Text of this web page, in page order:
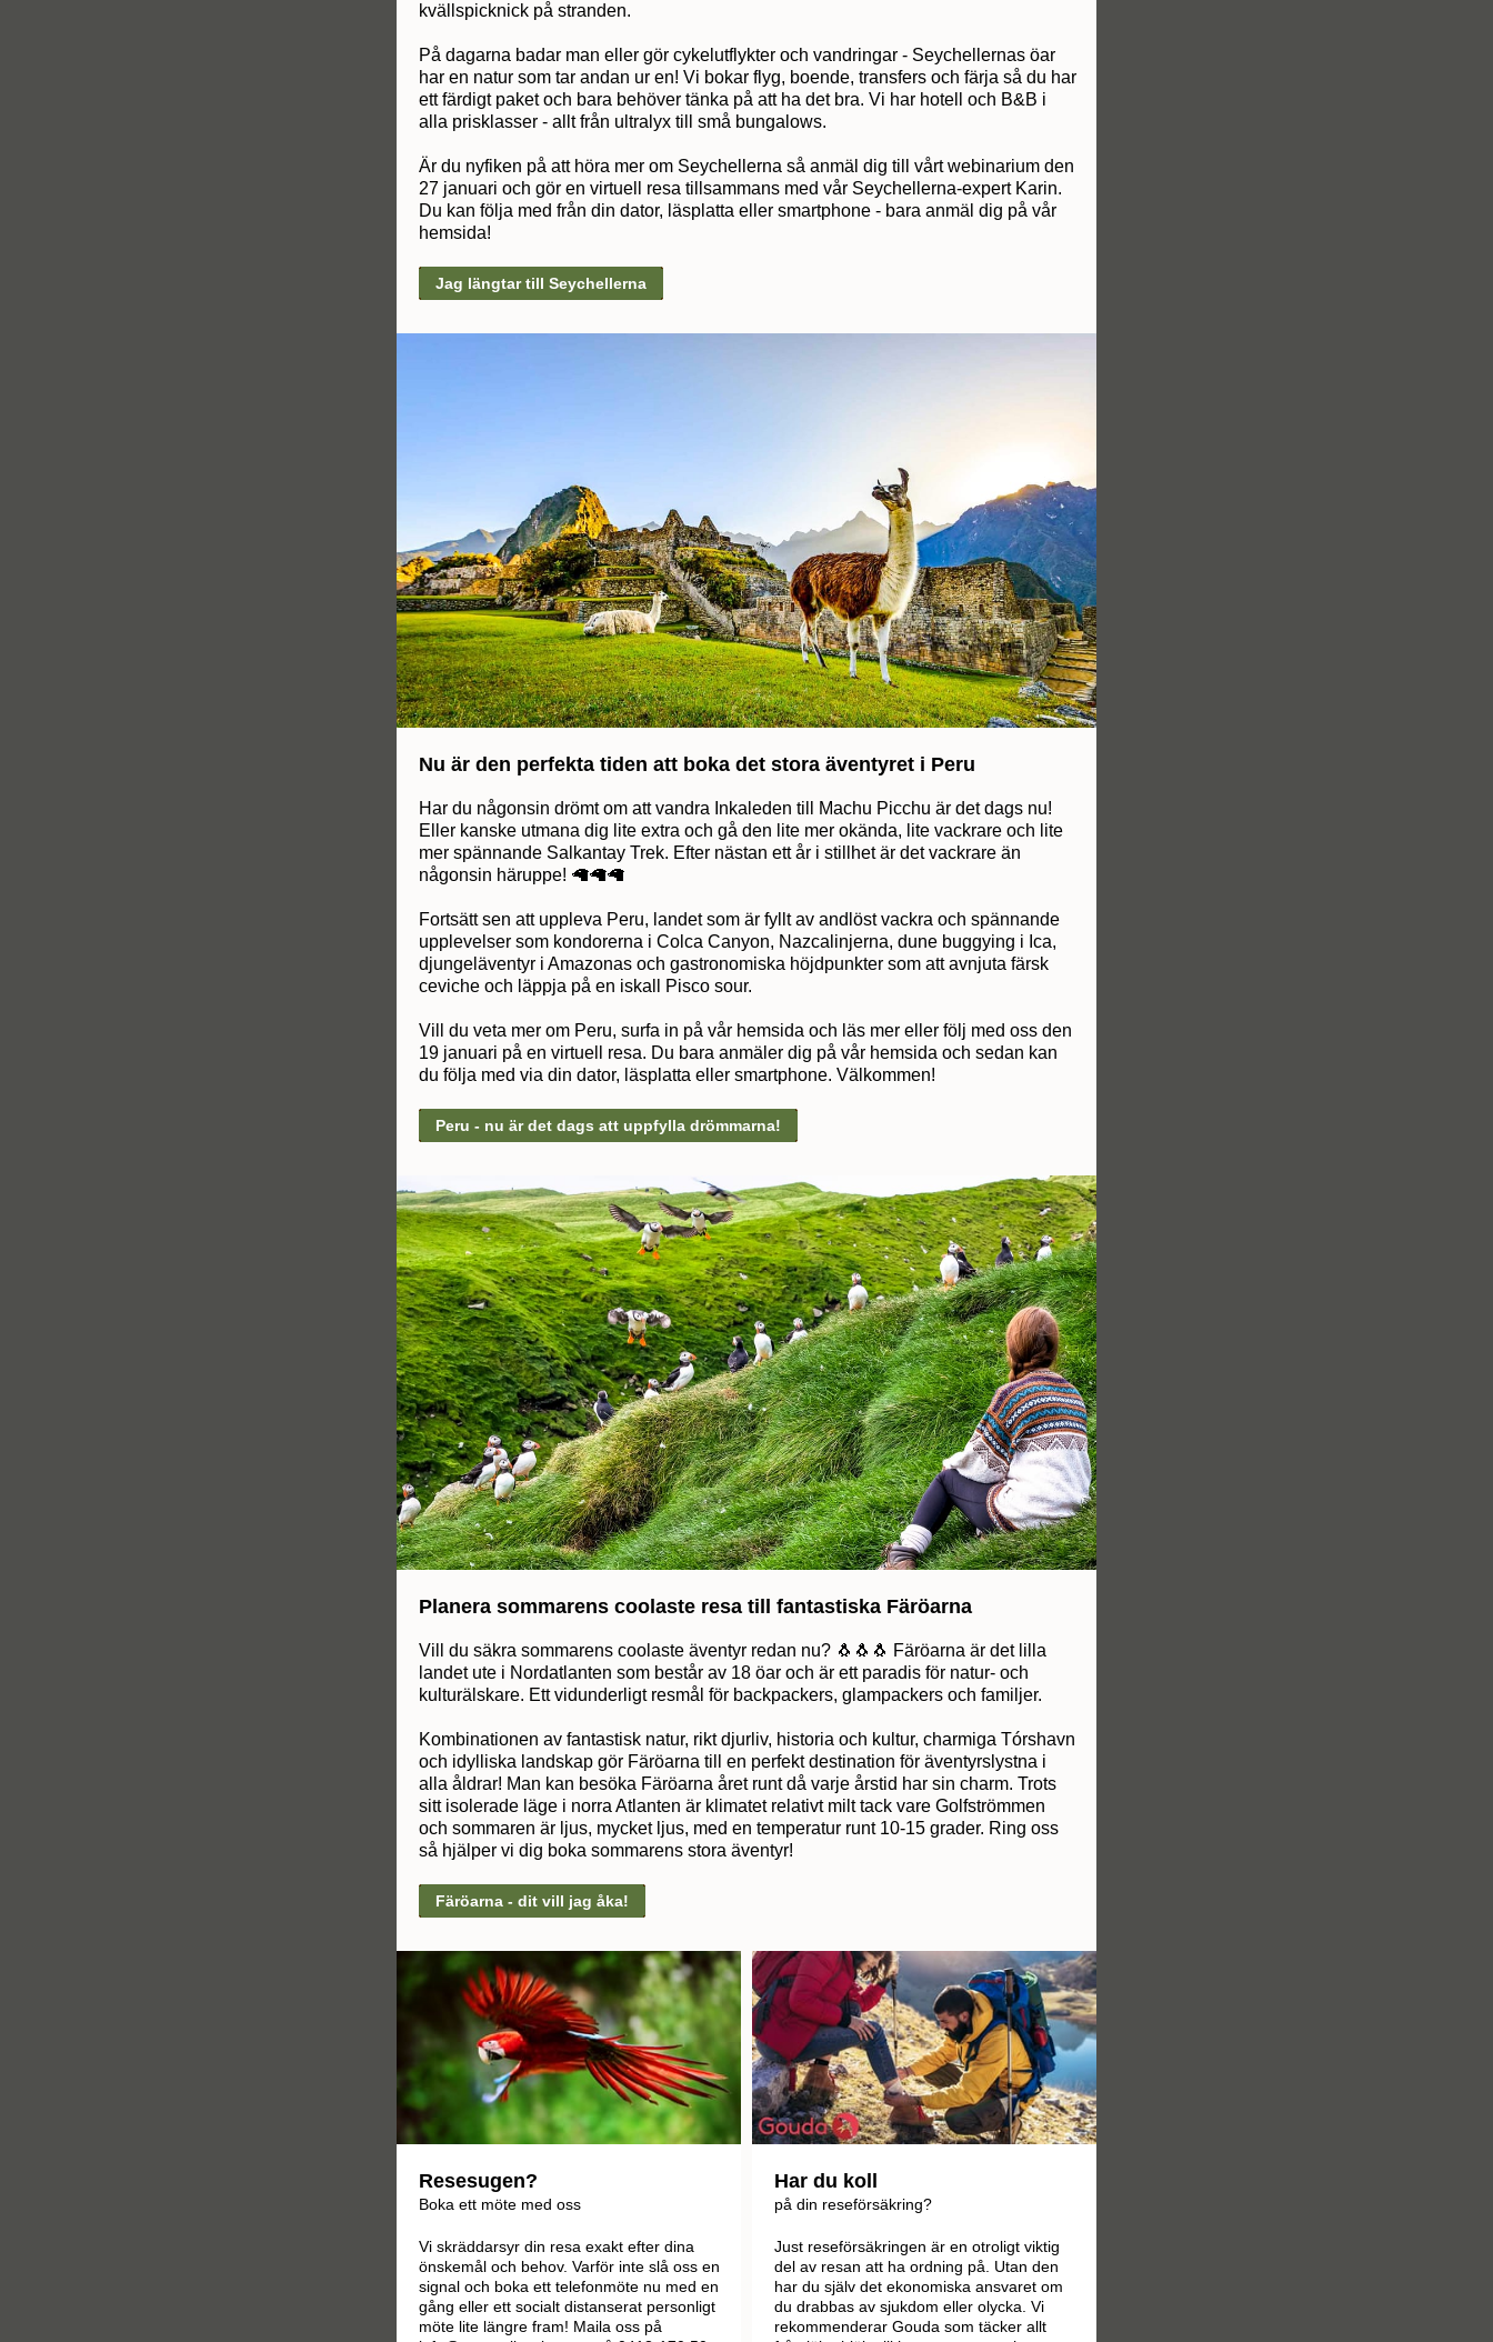
kvällspicknick på stranden.
På dagarna badar man eller gör cykelutflykter och vandringar - Seychellernas öar
har en natur som tar andan ur en! Vi bokar flyg, boende, transfers och färja så du har
ett färdigt paket och bara behöver tänka på att ha det bra. Vi har hotell och B&B i
alla prisklasser - allt från ultralyx till små bungalows.
Är du nyfiken på att höra mer om Seychellerna så anmäl dig till vårt webinarium den
27 januari och gör en virtuell resa tillsammans med vår Seychellerna-expert Karin.
Du kan följa med från din dator, läsplatta eller smartphone - bara anmäl dig på vår
hemsida!
Jag längtar till Seychellerna
Nu är den perfekta tiden att boka det stora äventyret i Peru
Har du någonsin drömt om att vandra Inkaleden till Machu Picchu är det dags nu!
Eller kanske utmana dig lite extra och gå den lite mer okända, lite vackrare och lite
mer spännande Salkantay Trek. Efter nästan ett år i stillhet är det vackrare än
någonsin häruppe! 🦙🦙🦙
Fortsätt sen att uppleva Peru, landet som är fyllt av andlöst vackra och spännande
upplevelser som kondorerna i Colca Canyon, Nazcalinjerna, dune buggying i Ica,
djungeläventyr i Amazonas och gastronomiska höjdpunkter som att avnjuta färsk
ceviche och läppja på en iskall Pisco sour.
Vill du veta mer om Peru, surfa in på vår hemsida och läs mer eller följ med oss den
19 januari på en virtuell resa. Du bara anmäler dig på vår hemsida och sedan kan
du följa med via din dator, läsplatta eller smartphone. Välkommen!
Peru - nu är det dags att uppfylla drömmarna!
Planera sommarens coolaste resa till fantastiska Färöarna
Vill du säkra sommarens coolaste äventyr redan nu? 🐧🐧🐧 Färöarna är det lilla
landet ute i Nordatlanten som består av 18 öar och är ett paradis för natur- och
kulturälskare. Ett vidunderligt resmål för backpackers, glampackers och familjer.
Kombinationen av fantastisk natur, rikt djurliv, historia och kultur, charmiga Tórshavn
och idylliska landskap gör Färöarna till en perfekt destination för äventyrslystna i
alla åldrar! Man kan besöka Färöarna året runt då varje årstid har sin charm. Trots
sitt isolerade läge i norra Atlanten är klimatet relativt milt tack vare Golfströmmen
och sommaren är ljus, mycket ljus, med en temperatur runt 10-15 grader. Ring oss
så hjälper vi dig boka sommarens stora äventyr!
Färöarna - dit vill jag åka!
Resesugen?
Boka ett möte med oss
Vi skräddarsyr din resa exakt efter dina
önskemål och behov. Varför inte slå oss en
signal och boka ett telefonmöte nu med en
gång eller ett socialt distanserat personligt
möte lite längre fram! Maila oss på
Har du koll
på din reseförsäkring?
Just reseförsäkringen är en otroligt viktig
del av resan att ha ordning på. Utan den
har du själv det ekonomiska ansvaret om
du drabbas av sjukdom eller olycka. Vi
rekommenderar Gouda som täcker allt